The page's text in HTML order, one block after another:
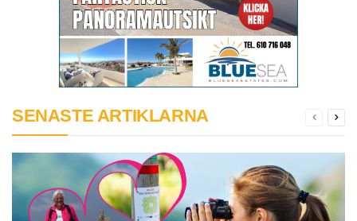
SENASTE ARTIKLARNA